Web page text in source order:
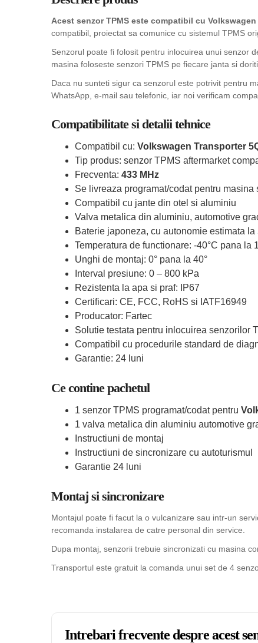
Acest senzor TPMS este compatibil cu
compatibil, proiectat sa comunice cu sistemul TPMS
Senzorul poate fi folosit pentru inlocuirea unui senzor
masina foloseste senzori TPMS pe fiecare janta si
Daca nu sunteti sigur ca senzorul este potrivit pentru
WhatsApp, e-mail sau telefonic, iar noi verificam
Compatibilitate si detalii tehnice
Compatibil cu: Volkswagen Transporter
Tip produs: senzor TPMS aftermarket
Frecventa: 433 MHz
Se livreaza programat/codat pentru masina
Compatibil cu jante din otel si aluminiu
Valva metalica din aluminiu, automotive
Baterie japoneza, cu autonomie estimata la
Temperatura de functionare: -40°C pana la
Unghi de montaj: 0° pana la 40°
Interval presiune: 0 – 800 kPa
Rezistenta la apa si praf: IP67
Certificari: CE, FCC, RoHS si IATF16949
Producator: Fartec
Solutie testata pentru inlocuirea senzorilor
Compatibil cu procedurile standard de
Garantie: 24 luni
Ce contine pachetul
1 senzor TPMS programat/codat pentru
1 valva metalica din aluminiu automotive
Instructiuni de montaj
Instructiuni de sincronizare cu autoturismul
Garantie 24 luni
Montaj si sincronizare
Montajul poate fi facut la o vulcanizare sau intr-un
recomanda instalarea de catre personal din service.
Dupa montaj, senzorii trebuie sincronizati cu masina
Transportul este gratuit la comanda unui set de 4
Intrebari frecvente despre acest